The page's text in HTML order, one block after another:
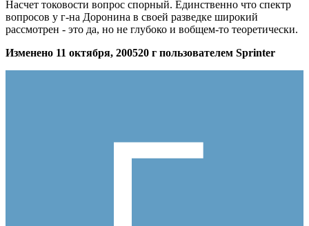
Насчет токовости вопрос спорный. Единственно что спектр
вопросов у г-на Доронина в своей разведке широкий
рассмотрен - это да, но не глубоко и вобщем-то теоретически.
Изменено 11 октября, 200520 г пользователем Sprinter